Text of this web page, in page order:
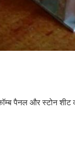
पैनल और स्टोन शीट